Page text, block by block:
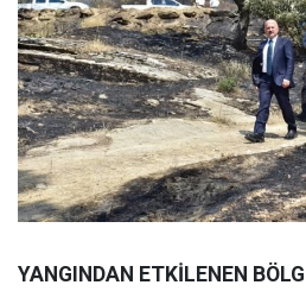
YANGINDAN ETKİLENEN